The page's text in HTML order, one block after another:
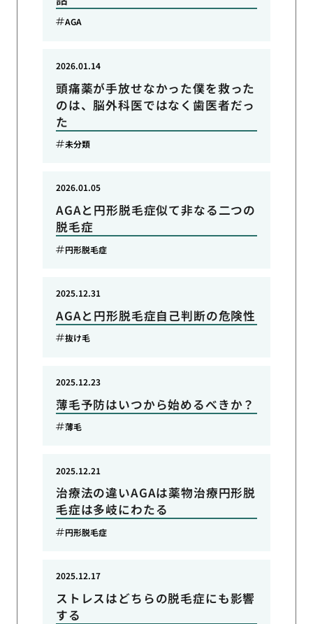
AGA
頭痛薬が手放せなかった僕を救った
のは、脳外科医ではなく歯医者だっ
た
2026.01.14
未分類
AGAと円形脱毛症似て非なる二つの
脱毛症
2026.01.05
円形脱毛症
AGAと円形脱毛症自己判断の危険性
2025.12.31
抜け毛
薄毛予防はいつから始めるべきか？
2025.12.23
薄毛
治療法の違いAGAは薬物治療円形脱
毛症は多岐にわたる
2025.12.21
円形脱毛症
ストレスはどちらの脱毛症にも影響
する
2025.12.17